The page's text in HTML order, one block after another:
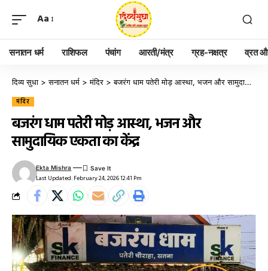
Aa
सनातन धर्म राशिफल पंचांग आरती/मंत्र ग्रह-नक्षत्र व्रत
दिव्य सुधा >सनातन धर्म >मंदिर >बजरंग धाम पतेरी मोड़ आस्था, भजन और सामुदायिक एकता का केंद्र
मंदिर
बजरंग धाम पतेरी मोड़ आस्था, भजन और
सामुदायिक एकता का केंद्र
Last Updated: February 24, 2026 12:41 Pm
Ekta Mishra